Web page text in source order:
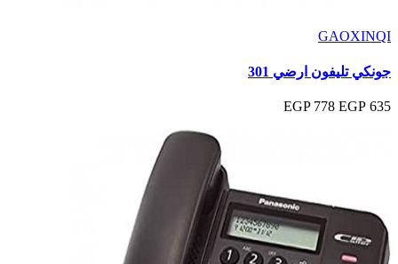
GAOXINQI
جونكي تليفون ارضي 301
635 EGP
778 EGP